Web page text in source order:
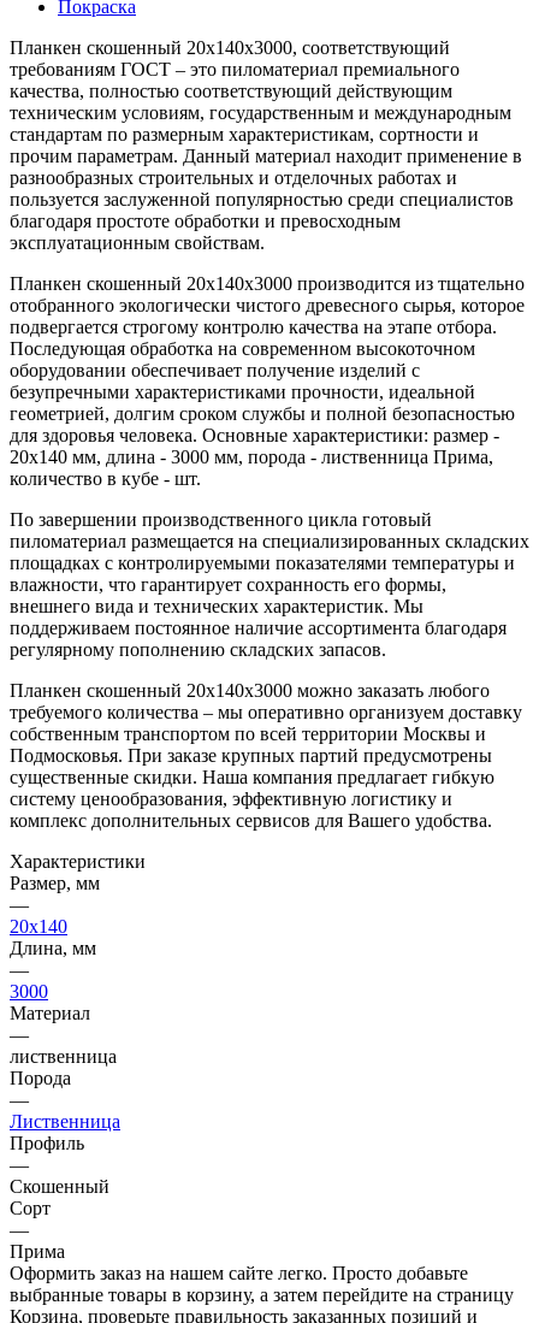
Покраска
Планкен скошенный 20х140х3000, соответствующий
требованиям ГОСТ – это пиломатериал премиального
качества, полностью соответствующий действующим
техническим условиям, государственным и международным
стандартам по размерным характеристикам, сортности и
прочим параметрам. Данный материал находит применение в
разнообразных строительных и отделочных работах и
пользуется заслуженной популярностью среди специалистов
благодаря простоте обработки и превосходным
эксплуатационным свойствам.
Планкен скошенный 20х140х3000 производится из тщательно
отобранного экологически чистого древесного сырья, которое
подвергается строгому контролю качества на этапе отбора.
Последующая обработка на современном высокоточном
оборудовании обеспечивает получение изделий с
безупречными характеристиками прочности, идеальной
геометрией, долгим сроком службы и полной безопасностью
для здоровья человека. Основные характеристики: размер -
20x140 мм, длина - 3000 мм, порода - лиственница Прима,
количество в кубе - шт.
По завершении производственного цикла готовый
пиломатериал размещается на специализированных складских
площадках с контролируемыми показателями температуры и
влажности, что гарантирует сохранность его формы,
внешнего вида и технических характеристик. Мы
поддерживаем постоянное наличие ассортимента благодаря
регулярному пополнению складских запасов.
Планкен скошенный 20х140х3000 можно заказать любого
требуемого количества – мы оперативно организуем доставку
собственным транспортом по всей территории Москвы и
Подмосковья. При заказе крупных партий предусмотрены
существенные скидки. Наша компания предлагает гибкую
систему ценообразования, эффективную логистику и
комплекс дополнительных сервисов для Вашего удобства.
Характеристики
Размер, мм
—
20x140
Длина, мм
—
3000
Материал
—
лиственница
Порода
—
Лиственница
Профиль
—
Скошенный
Сорт
—
Прима
Оформить заказ на нашем сайте легко. Просто добавьте
выбранные товары в корзину, а затем перейдите на страницу
Корзина, проверьте правильность заказанных позиций и